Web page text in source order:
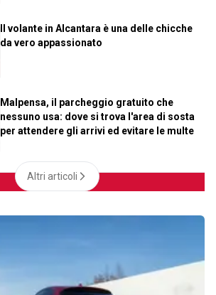
Il volante in Alcantara è una delle chicche
da vero appassionato
Malpensa, il parcheggio gratuito che
nessuno usa: dove si trova l'area di sosta
per attendere gli arrivi ed evitare le multe
Altri articoli